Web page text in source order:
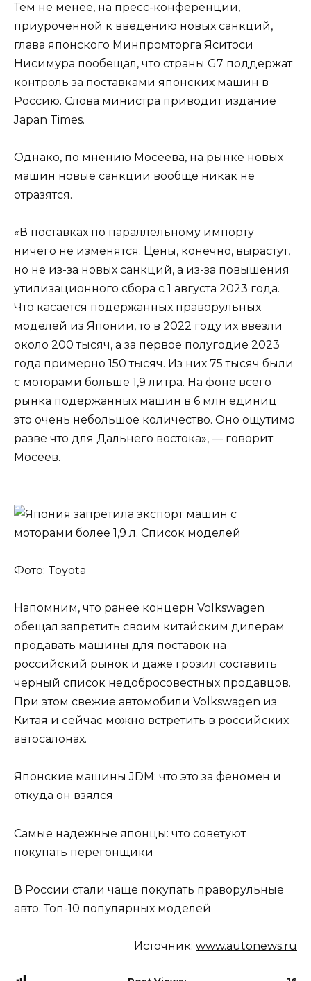
Тем не менее, на пресс-конференции,
приуроченной к введению новых санкций,
глава японского Минпромторга Яситоси
Нисимура пообещал, что страны G7 поддержат
контроль за поставками японских машин в
Россию. Слова министра приводит издание
Japan Times.
Однако, по мнению Мосеева, на рынке новых
машин новые санкции вообще никак не
отразятся.
«В поставках по параллельному импорту
ничего не изменятся. Цены, конечно, вырастут,
но не из-за новых санкций, а из-за повышения
утилизационного сбора с 1 августа 2023 года.
Что касается подержанных праворульных
моделей из Японии, то в 2022 году их ввезли
около 200 тысяч, а за первое полугодие 2023
года примерно 150 тысяч. Из них 75 тысяч были
с моторами больше 1,9 литра. На фоне всего
рынка подержанных машин в 6 млн единиц
это очень небольшое количество. Оно ощутимо
разве что для Дальнего востока», — говорит
Мосеев.
Фото: Toyota
Напомним, что ранее концерн Volkswagen
обещал запретить своим китайским дилерам
продавать машины для поставок на
российский рынок и даже грозил составить
черный список недобросовестных продавцов.
При этом свежие автомобили Volkswagen из
Китая и сейчас можно встретить в российских
автосалонах.
Японские машины JDM: что это за феномен и
откуда он взялся
Самые надежные японцы: что советуют
покупать перегонщики
В России стали чаще покупать праворульные
авто. Топ-10 популярных моделей
Источник: www.autonews.ru